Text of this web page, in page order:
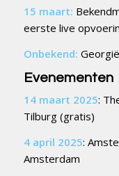
15 maart:
eerste live
Onbekend: Georgië
Evenementen
14 maart 2025:
Tilburg (gratis)
4 april 2025:
Amsterdam